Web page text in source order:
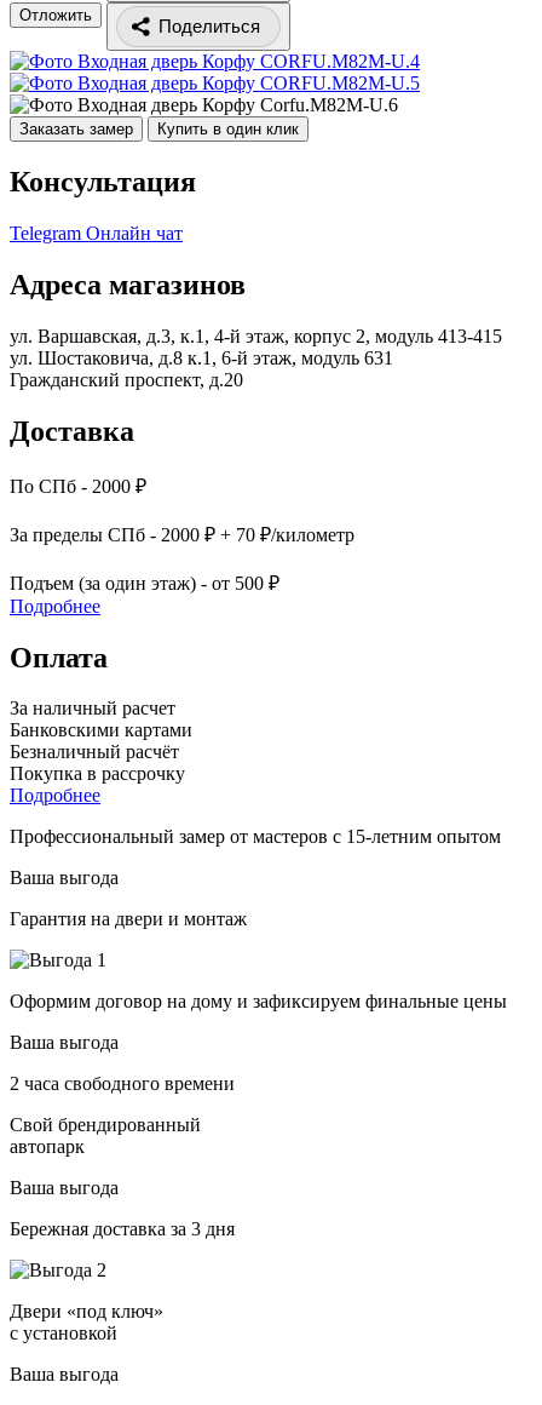
Отложить
Поделиться
Заказать замер Купить в один клик
Консультация
Telegram Онлайн чат
Адреса магазинов
ул. Варшавская, д.3, к.1, 4-й этаж, корпус 2, модуль 413-415
ул. Шостаковича, д.8 к.1, 6-й этаж, модуль 631
Гражданский проспект, д.20
Доставка
По СПб - 2000 ₽
За пределы СПб - 2000 ₽ + 70 ₽/километр
Подъем (за один этаж) - от 500 ₽
Подробнее
Оплата
За наличный расчет
Банковскими картами
Безналичный расчёт
Покупка в рассрочку
Подробнее
Профессиональный замер от мастеров с 15-летним опытом
Ваша выгода
Гарантия на двери и монтаж
Оформим договор на дому и зафиксируем финальные цены
Ваша выгода
2 часа свободного времени
Свой брендированный
автопарк
Ваша выгода
Бережная доставка за 3 дня
Двери «под ключ»
с установкой
Ваша выгода